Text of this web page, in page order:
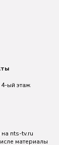
4-ый этаж
nts-tv.ru
материалы